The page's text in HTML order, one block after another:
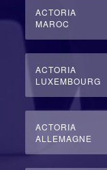
ACTORIA
MAROC
ACTORIA
LUXEMBOURG
ACTORIA
ALLEMAGNE